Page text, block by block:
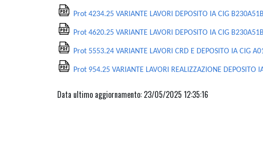
Prot 4234.25 VARIANTE LAVORI DEPOSITO IA CIG
Prot 4620.25 VARIANTE LAVORI DEPOSITO IA CIG
Prot 5553.24 VARIANTE LAVORI CRD E DEPOSITO IA CIG
Prot 954.25 VARIANTE LAVORI REALIZZAZIONE DEPOSITO
Data ultimo aggiornamento: 23/05/2025 12:35:16